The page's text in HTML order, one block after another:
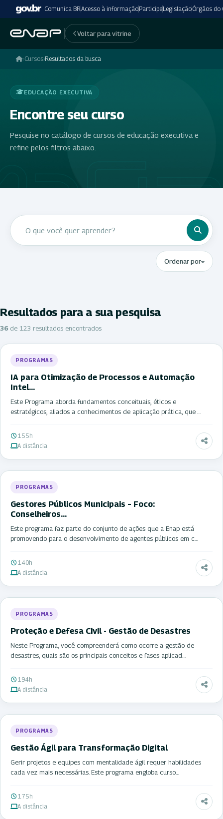
Comunica BRAcesso à informaçãoParticipeLegislaçãoÓrgãos do
Voltar para vitrine
›Cursos›Resultados da busca
EDUCAÇÃO EXECUTIVA
Encontre seu curso
Pesquise no catálogo de cursos de educação executiva e
refine pelos filtros abaixo.
Ordenar por
Resultados para a sua pesquisa
36 de 123 resultados encontrados
PROGRAMAS
IA para Otimização de Processos e Automação
Intel…
Este Programa aborda fundamentos conceituais, éticos e
estratégicos, aliados a conhecimentos de aplicação prática, que …
155h
A distância
PROGRAMAS
Gestores Públicos Municipais – Foco:
Conselheiros…
Este programa faz parte do conjunto de ações que a Enap está
promovendo para o desenvolvimento de agentes públicos em c…
140h
A distância
PROGRAMAS
Proteção e Defesa Civil - Gestão de Desastres
Neste Programa, você compreenderá como ocorre a gestão de
desastres, quais são os principais conceitos e fases aplicad…
194h
A distância
PROGRAMAS
Gestão Ágil para Transformação Digital
Gerir projetos e equipes com mentalidade ágil requer habilidades
cada vez mais necessárias. Este programa engloba curso…
175h
A distância